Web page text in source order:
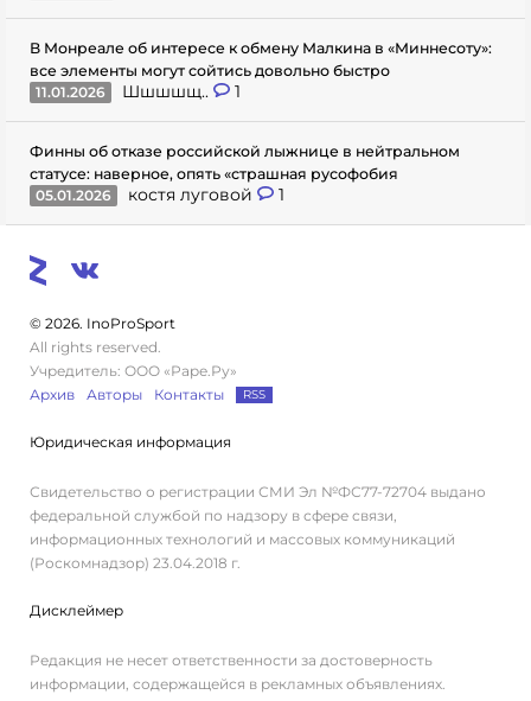
В Монреале об интересе к обмену Малкина в «Миннесоту»:
все элементы могут сойтись довольно быстро
11.01.2026
Шшшшщ.. 1
Финны об отказе российской лыжнице в нейтральном
статусе: наверное, опять «страшная русофобия
05.01.2026
костя луговой 1
© 2026. InoProSport
All rights reserved.
Учредитель: ООО «Раре.Ру»
Архив
Авторы Контакты RSS
Юридическая информация
Свидетельство о регистрации СМИ Эл №ФС77-72704 выдано
федеральной службой по надзору в сфере связи,
информационных технологий и массовых коммуникаций
(Роскомнадзор) 23.04.2018 г.
Дисклеймер
Редакция не несет ответственности за достоверность
информации, содержащейся в рекламных объявлениях.